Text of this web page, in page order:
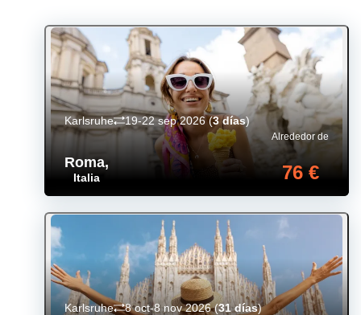
Roma,
Italia
Alrededor de
76 €
Karlsruhe 19-22 sep 2026(3 días)
Karlsruhe 8 oct-8 nov 2026(31 días)